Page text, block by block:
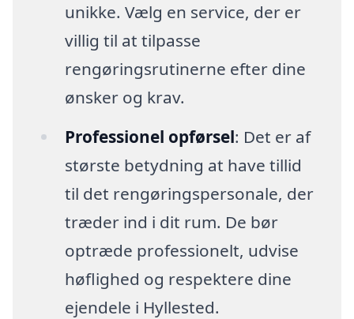
unikke. Vælg en service, der er
villig til at tilpasse
rengøringsrutinerne efter dine
ønsker og krav.
Professionel opførsel: Det er af
største betydning at have tillid
til det rengøringspersonale, der
træder ind i dit rum. De bør
optræde professionelt, udvise
høflighed og respektere dine
ejendele i Hyllested.